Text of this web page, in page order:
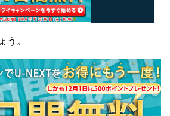
う。